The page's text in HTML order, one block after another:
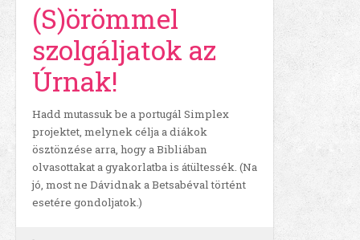
(S)örömmel
szolgáljatok az
Úrnak!
Hadd mutassuk be a portugál Simplex
projektet, melynek célja a diákok
ösztönzése arra, hogy a Bibliában
olvasottakat a gyakorlatba is átültessék. (Na
jó, most ne Dávidnak a Betsabéval történt
esetére gondoljatok.)